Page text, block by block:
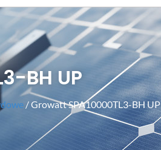
BH UP
/ Growatt SPA10000TL3-BH UP